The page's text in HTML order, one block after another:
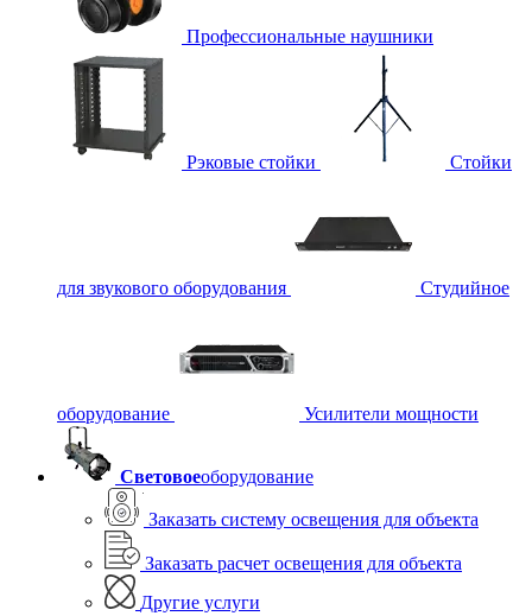
Профессиональные наушники
Рэковые стойки Стойки
для звукового оборудования Студийное
оборудование Усилители мощности
Световоеоборудование
Заказать систему освещения для объекта
Заказать расчет освещения для объекта
Другие услуги